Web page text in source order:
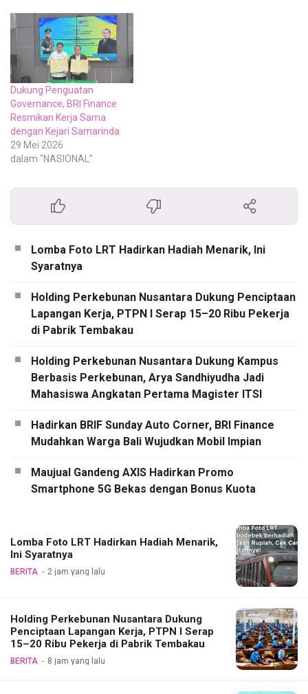
Dukung Penguatan
Governance, BRI Finance
Resmikan Kerja Sama
dengan Kejari Samarinda
29 Mei 2026
dalam "NASIONAL"
Lomba Foto LRT Hadirkan Hadiah Menarik, Ini
Syaratnya
Holding Perkebunan Nusantara Dukung Penciptaan
Lapangan Kerja, PTPN I Serap 15–20 Ribu Pekerja
di Pabrik Tembakau
Holding Perkebunan Nusantara Dukung Kampus
Berbasis Perkebunan, Arya Sandhiyudha Jadi
Mahasiswa Angkatan Pertama Magister ITSI
Hadirkan BRIF Sunday Auto Corner, BRI Finance
Mudahkan Warga Bali Wujudkan Mobil Impian
Maujual Gandeng AXIS Hadirkan Promo
Smartphone 5G Bekas dengan Bonus Kuota
Lomba Foto LRT Hadirkan Hadiah Menarik,
Ini Syaratnya
BERITA 2 jam yang lalu
Holding Perkebunan Nusantara Dukung
Penciptaan Lapangan Kerja, PTPN I Serap
15–20 Ribu Pekerja di Pabrik Tembakau
BERITA 8 jam yang lalu